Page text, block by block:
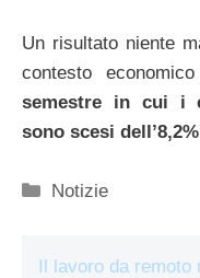
Un risultato niente
contesto
semestre in cui i
sono scesi
Categorie
Notizie
Il lavoro da remoto